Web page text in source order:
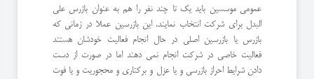
عمومی موسسین باید یک تا چند نفر را هم به عنوان بازرس علی
البدل برای شرکت انتخاب نمایند. این بازرسین عملا در زمانی که
بازرس یا بازرسین اصلی در حال انجام فعالیت خودشان هستند
فعالیت خاصی در شرکت انجام نمی دهند اما در صورت از دست
دادن شرایط احراز بازرسی و یا عزل و برکناری و محجوریت و یا فوت